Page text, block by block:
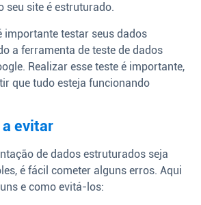
seu site é estruturado.
importante testar seus dados
a ferramenta de teste de dados
Realizar esse teste é importante,
que tudo esteja funcionando
a evitar
de dados estruturados seja
é fácil cometer alguns erros. Aqui
e como evitá-los: